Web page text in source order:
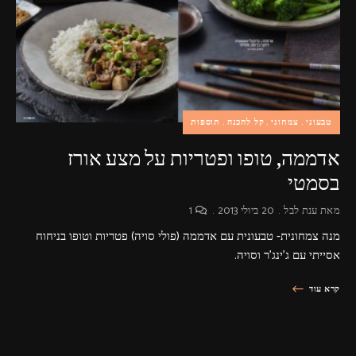
פרסומות,
מדיה
דיגיטלית
ועוד.
טבעוני צמחוני קל להכנה תוספות
אדממה, טופו ופטריות על מצע אורז
בסמטי
מאתענת לבל 20 ביולי 2013
מנה צמחונית- טבעונית עם אדממה (פולי סויה) פטריות וטופו בניחוח
אסייתי עם ג'ינג'ר וסויה.
קרא עוד